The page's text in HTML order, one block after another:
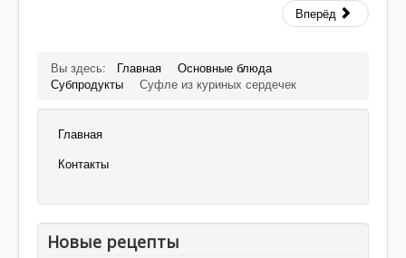
Вперёд
Вы здесь: Главная
Основные блюда
Субпродукты
Суфле из куриных сердечек
Главная
Контакты
Новые рецепты